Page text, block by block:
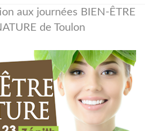
aux journées BIEN-ÊTRE
de Toulon